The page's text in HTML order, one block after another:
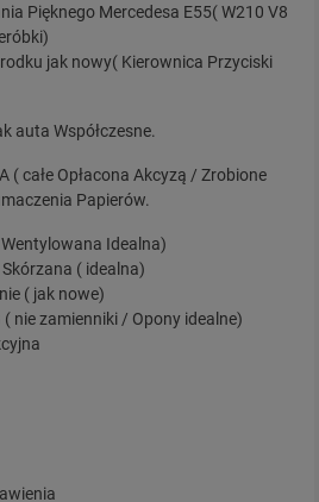
Pięknego Mercedesa E55( W210 V8
jak nowy( Kierownica Przyciski
auta Współczesne.
( całe Opłacona Akcyzą / Zrobione
Papierów.
Idealna)
( idealna)
( jak nowe)
( nie zamienniki / Opony idealne)